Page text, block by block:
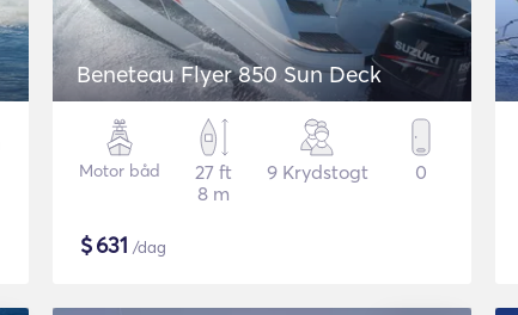
Beneteau Flyer 850 Sun Deck
Motor båd
27 ft
8 m
9 Krydstogt 0
$631 /dag